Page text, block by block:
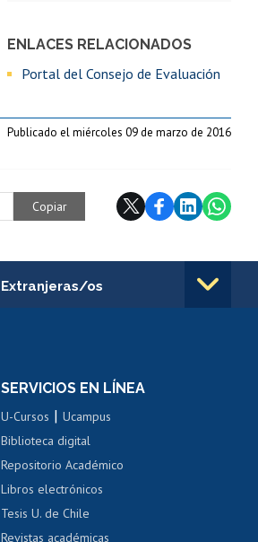
ENLACES RELACIONADOS
Portal del Consejo de Evaluación
Publicado el miércoles 09 de marzo de 2016
Copiar
Extranjeras/os
Movilidad Estudiantil
Cursos de español
SERVICIOS EN LÍNEA
U-Cursos |Ucampus
Biblioteca digital
Repositorio Académico
Libros electrónicos
Tesis U. de Chile
Revistas académicas